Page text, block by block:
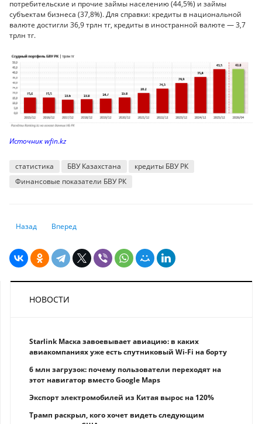
потребительские и прочие займы населению (44,5%) и займы
субъектам бизнеса (37,8%). Для справки: кредиты в национальной
валюте достигли 36,9 трлн тг, кредиты в иностранной валюте — 3,7
трлн тг.
Источник wfin.kz
статистика БВУ Казахстана
кредиты БВУ РК
Финансовые показатели БВУ РК
Предыдущий: Вклады в казахстанских банках достигли 48,2
Назад Следующий: Браков всё меньше: число новых семей в
Вперед
НОВОСТИ
Starlink Маска завоевывает авиацию: в каких
авиакомпаниях уже есть спутниковый Wi-Fi на борту
6 млн загрузок: почему пользователи переходят на
этот навигатор вместо Google Maps
Экспорт электромобилей из Китая вырос на 120%
Трамп раскрыл, кого хочет видеть следующим